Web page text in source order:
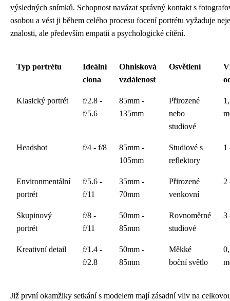
výsledných snímků. Schopnost navázat správný kontakt s
osobou a vést ji během celého procesu focení portrétu vyžaduje
znalosti, ale především empatii a psychologické cítění.
Typ portrétu
Ideální
clona
Ohnisková
vzdálenost
Osvětlení
Klasický portrét
f/2.8 -
f/5.6
85mm -
135mm
Přirozené
nebo
studiové
Headshot f/4 - f/8
85mm -
105mm
Studiové s
reflektory
1
Environmentální
portrét
f/5.6 -
f/11
35mm -
70mm
Přirozené
venkovní
2
Skupinový
portrét
f/8 -
f/11
50mm -
85mm
Rovnoměrné
studiové
3
Kreativní detail
f/1.4 -
f/2.8
50mm -
85mm
Měkké
boční světlo
Již první okamžiky setkání s modelem mají zásadní vliv na